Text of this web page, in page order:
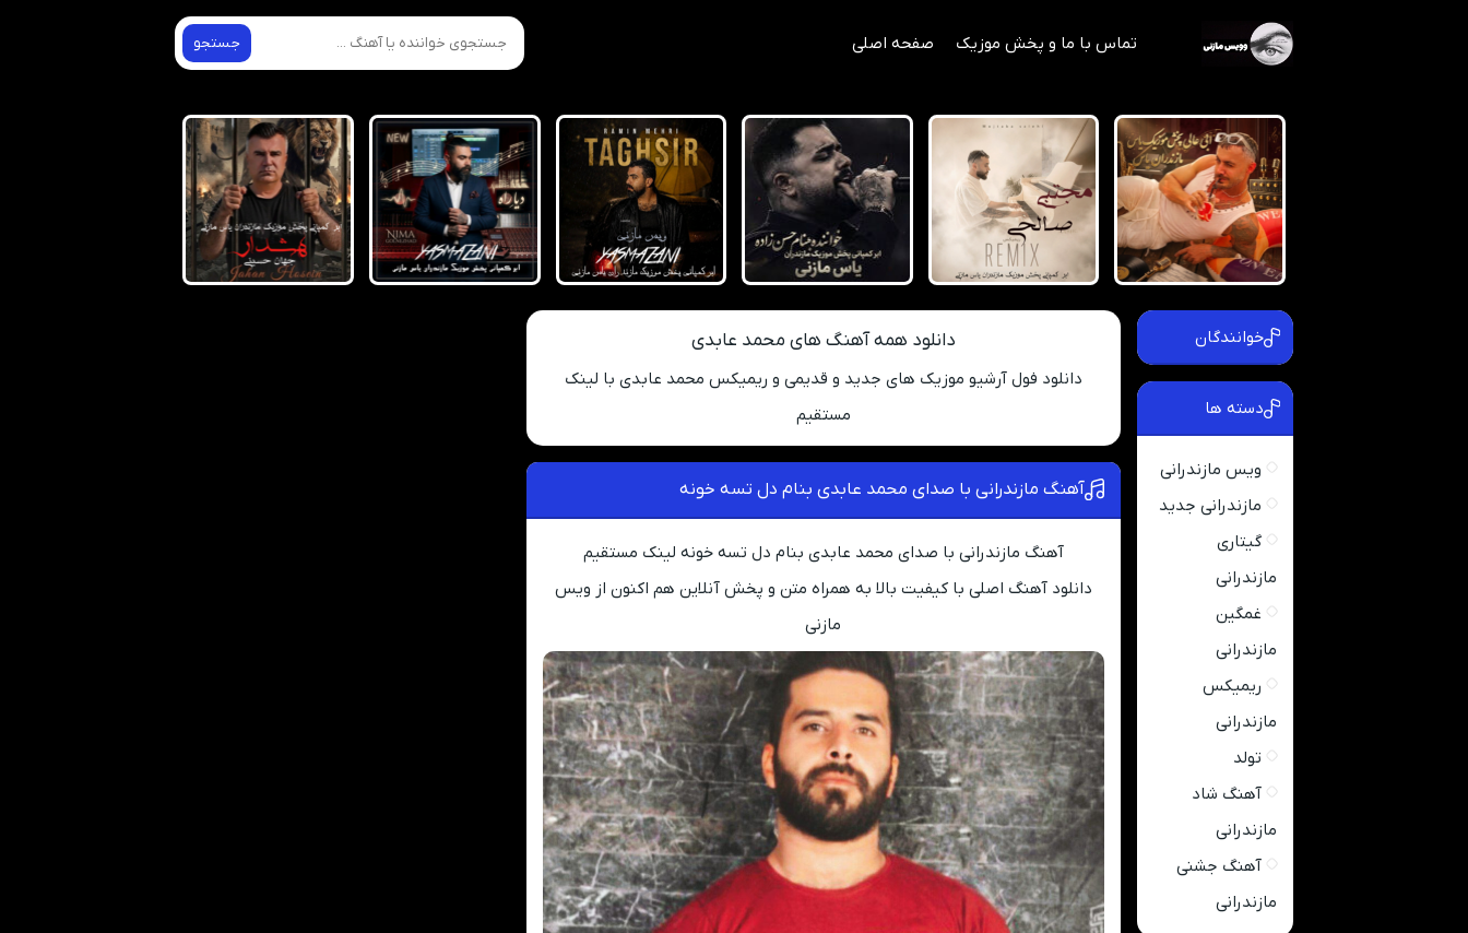
تماس با ما و پخش موزیک صفحه اصلی جستجو
دانلود همه آهنگ های محمد عابدی
دانلود فول آرشیو موزیک های جدید و قدیمی و ریمیکس محمد عابدی با لینک
مستقیم
آهنگ مازندرانی با صدای محمد عابدی بنام دل تسه خونه
آهنگ مازندرانی با صدای محمد عابدی بنام دل تسه خونه لینک مستقیم
دانلود آهنگ اصلی با کیفیت بالا به همراه متن و پخش آنلاین هم اکنون از ویس
مازنی
خوانندگان
دسته ها
ویس مازندرانی
مازندرانی جدید
گیتاری
مازندرانی
غمگین
مازندرانی
ریمیکس
مازندرانی
تولد
آهنگ شاد
مازندرانی
آهنگ جشنی
مازندرانی